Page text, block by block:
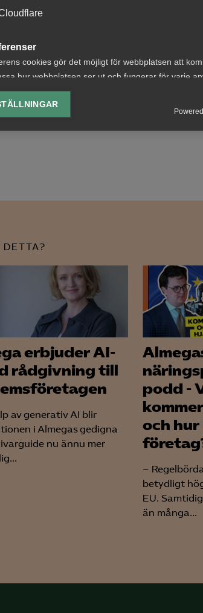
cookies gör det möjligt för webbplatsen att
hur webbplatsen ser ut och fungerar för varje
av vald valuta, region, språk eller färgschema.
cookies
cookies används för att spåra gester
YouTube
Insight
Ads
för både företagare och medarbetare.
framgång. Tillsammans skapar vi en
dag på arbetsplatserna i samtal
sammanlagt 130 avtal, flest av alla
DETTA?
erbjuder AI-
rådgivning till
av generativ AI blir
i Almegas gedigna
nu ännu mer
podd -
och hur
–
betydligt
EU.
än många...